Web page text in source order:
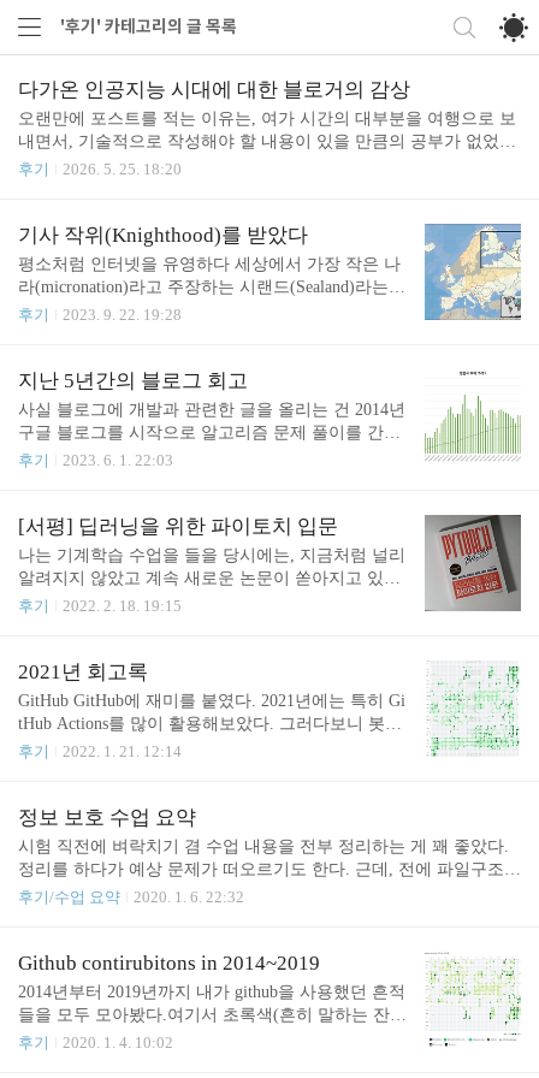
'후기' 카테고리의 글 목록
다가온 인공지능 시대에 대한 블로거의 감상
오랜만에 포스트를 적는 이유는, 여가 시간의 대부분을 여행으로 보
내면서, 기술적으로 작성해야 할 내용이 있을 만큼의 공부가 없었기
때문이다. 하지만 최근 몇 년 사이에 LLM 서비스들이 안정적으로
유이다.네이버 블로그를 시작으로, 본격적인 기술 블로그는 Google
Blogger를 거쳐 (https://blog.joonas.io/250 참고), 티스토리를 플랫폼
으로 삼아 도메인만 호스팅하고 있다. 그리고 글의 작성 목적이 나를
위한 글임은 여전하다.AI 기반의 질의(Q/A)와 검색 결과(아마도 RA
G?)가 제공되기 이전에는 나의 글을 찾는 것이 쉬웠다.즉, 나..
후기 2026. 5. 25. 18:20
기사 작위(Knighthood)를 받았다
평소처럼 인터넷을 유영하다 세상에서 가장 작은 나
라(micronation)라고 주장하는 시랜드(Sealand)라는
걸 발견했다. 어쩌다 이런 일을 벌였는지는 기억나지
incipality of Sealand)에 기사 작위를 신청했고 5월 쯤
되어서 소포가 도착했다. 일단 작위가 생긴다는 일
자체가 뭔가 재밌을 것 같아서 벌였는데, 시랜드는
한 일을 지나칠 수 없었다. 물론 시랜드 자체가 나라
희 그 자체다. 이해는 잘 안가지만 남작(Baron)보다
기사(Knight)가 더 비싸다. 흠... 우선 칭호에 있어..
후기 2023. 9. 22. 19:28
지난 5년간의 블로그 회고
사실 블로그에 개발과 관련한 글을 올리는 건 2014년
구글 블로그를 시작으로 알고리즘 문제 풀이를 간단
하게 올렸었다. Google Blogger 플랫폼 자체에 업데이
하면 가능) 그 외에도 여러 이유로 2017년 12월에 티
스토리로 옮겼는 데, 정확한 이유는 기억이 나질 않
는다. 2023년 6월 현재를 기준으로, 이제는 Google Bl
ogger에 작성했던 170개의 글보다, 이 곳 티스토리 블
로그에서 작성한 글이 220개로 더 많다. 최근 블로그
화도 있었지만 블로그의 통계를 기록으로 남기는 것
도 좋을 것 같아서 이렇게 포스팅을 한다. 먼저..
후기 2023. 6. 1. 22:03
[서평] 딥러닝을 위한 파이토치 입문
나는 기계학습 수업을 들을 당시에는, 지금처럼 널리
알려지지 않았고 계속 새로운 논문이 쏟아지고 있었
다. 그래서 상당히 고전적인 이론과 기법들을 배웠었
웠다. PyTorch는 굉장히 파이토닉(pytonic)하다고 들
어서 항상 궁금했었다. 그러다 우연한 기회로 이 책
의 서평 모집글을 읽었고, 이번에 파이토치에 입문해
보고자 서평에 지원하였고 운이 좋게도 참여하게 되
었다. 저자의 머리말을 보면, 이 책이 다루는 범위는
정도 기본적인 개념을 가지고 있는 사람에게 이 책을
추천한다. 대학교나 유튜브에서 이론 수업만 공부했
다면 어느 정도 읽을 수 있을 것이다. 저..
후기 2022. 2. 18. 19:15
2021년 회고록
GitHub GitHub에 재미를 붙였다. 2021년에는 특히 Gi
tHub Actions를 많이 활용해보았다. 그러다보니 봇이
내 계정으로 커밋한 것도 잔디로 찍혀서 나중에 수정
한 모양이다. 2021년에는 특히 다른 repository에 PR
을 많이 해보려고 했고, 그렇게 되었다. 가장 쉬운 PR
은 주로 문서 번역인 것은 틀림없다. BOJ Extended 20
명이 되었다. 처음에는 백준 온라인 저지에서 사라진
oonas.tistory.com/176 참고) 이것 저것 (다크모..
후기 2022. 1. 21. 12:14
정보 보호 수업 요약
시험 직전에 벼락치기 겸 수업 내용을 전부 정리하는 게 꽤 좋았다.
정리를 하다가 예상 문제가 떠오르기도 한다. 근데, 전에 파일구조도
그렇고 이것도 반쪽짜리다. (기말고사 범위만 정리함)문서 정리하다
ElGamal DSA 10. Hash functions and Message Authentication Codes Has
h function SHA Message Authentication Codes (MAC) 11. User Authenti
cation User Authentication Password-based au..
후기/수업 요약 2020. 1. 6. 22:32
Github contirubitons in 2014~2019
2014년부터 2019년까지 내가 github을 사용했던 흔적
들을 모두 모아봤다.여기서 초록색(흔히 말하는 잔
디)은 이 문서(GIthub - Learn how we count contributio
후기 2020. 1. 4. 10:02